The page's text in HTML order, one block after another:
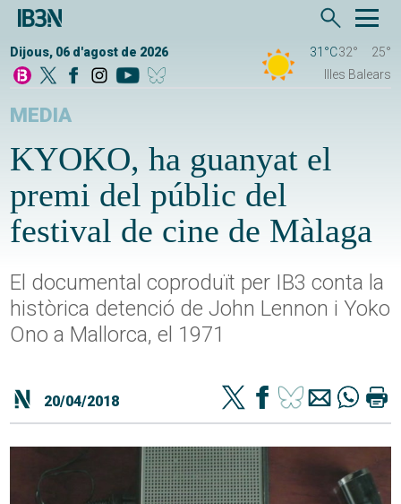
Dijous, 06 d'agost de 2026 31°C32°
25°
Illes Balears
MEDIA
KYOKO, ha guanyat el
premi del públic del
festival de cine de Màlaga
El documental coproduït per IB3 conta la
històrica detenció de John Lennon i Yoko
Ono a Mallorca, el 1971
20/04/2018